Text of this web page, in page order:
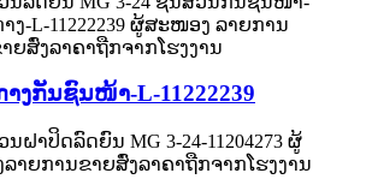
າງກັນຊົນໜ້າ-L-11222239